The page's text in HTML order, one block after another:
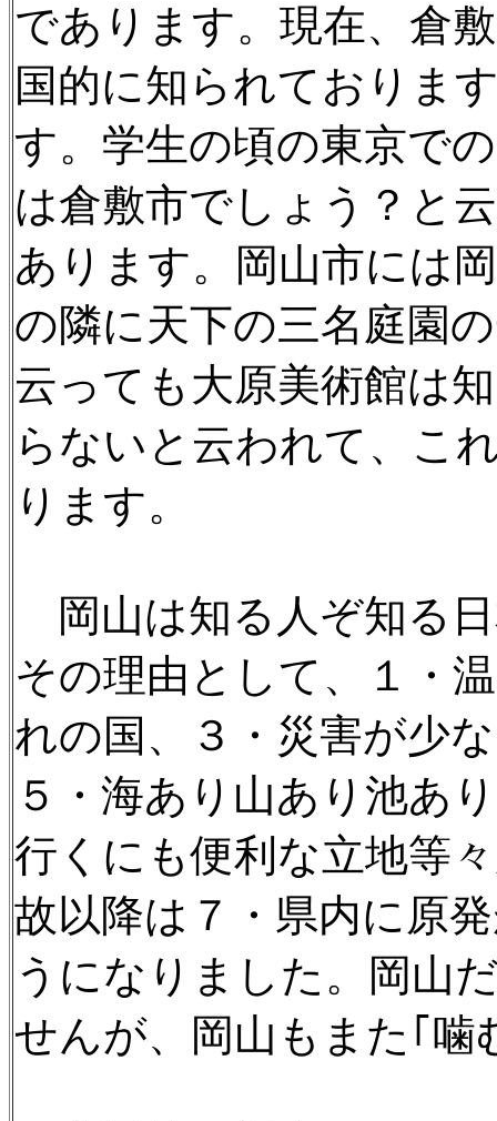
であります。現在、倉
国的に知られておりま
す。学生の頃の東京で
は倉敷市でしょう？と
あります。岡山市には
の隣に天下の三名庭園
云っても大原美術館は
らないと云われて、こ
ります。
岡山は知る人ぞ知る
その理由として、１・
れの国、３・災害が少
５・海あり山あり池あ
行くにも便利な立地等
故以降は７・県内に原
うになりました。岡山
せんが、岡山もまた｢